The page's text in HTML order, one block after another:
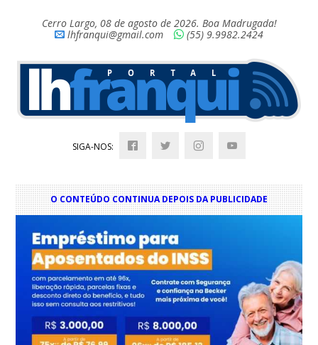
Cerro Largo, 08 de agosto de 2026. Boa Madrugada!
lhfranqui@gmail.com
(55) 9.9982.2424
SIGA-NOS:
O CONTEÚDO CONTINUA DEPOIS DA PUBLICIDADE